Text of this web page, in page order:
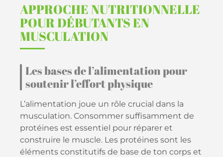
APPROCHE NUTRITIONNELLE
POUR DÉBUTANTS EN
MUSCULATION
Les bases de l’alimentation pour
soutenir l’effort physique
L’alimentation joue un rôle crucial dans la
musculation. Consommer suffisamment de
protéines est essentiel pour réparer et
construire le muscle. Les protéines sont les
éléments constitutifs de base de ton corps et